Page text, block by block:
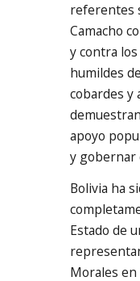
referentes
Camacho
y contra
humildes
cobardes y
apoyo
y gobernar
Bolivia ha
Estado de
Morales en